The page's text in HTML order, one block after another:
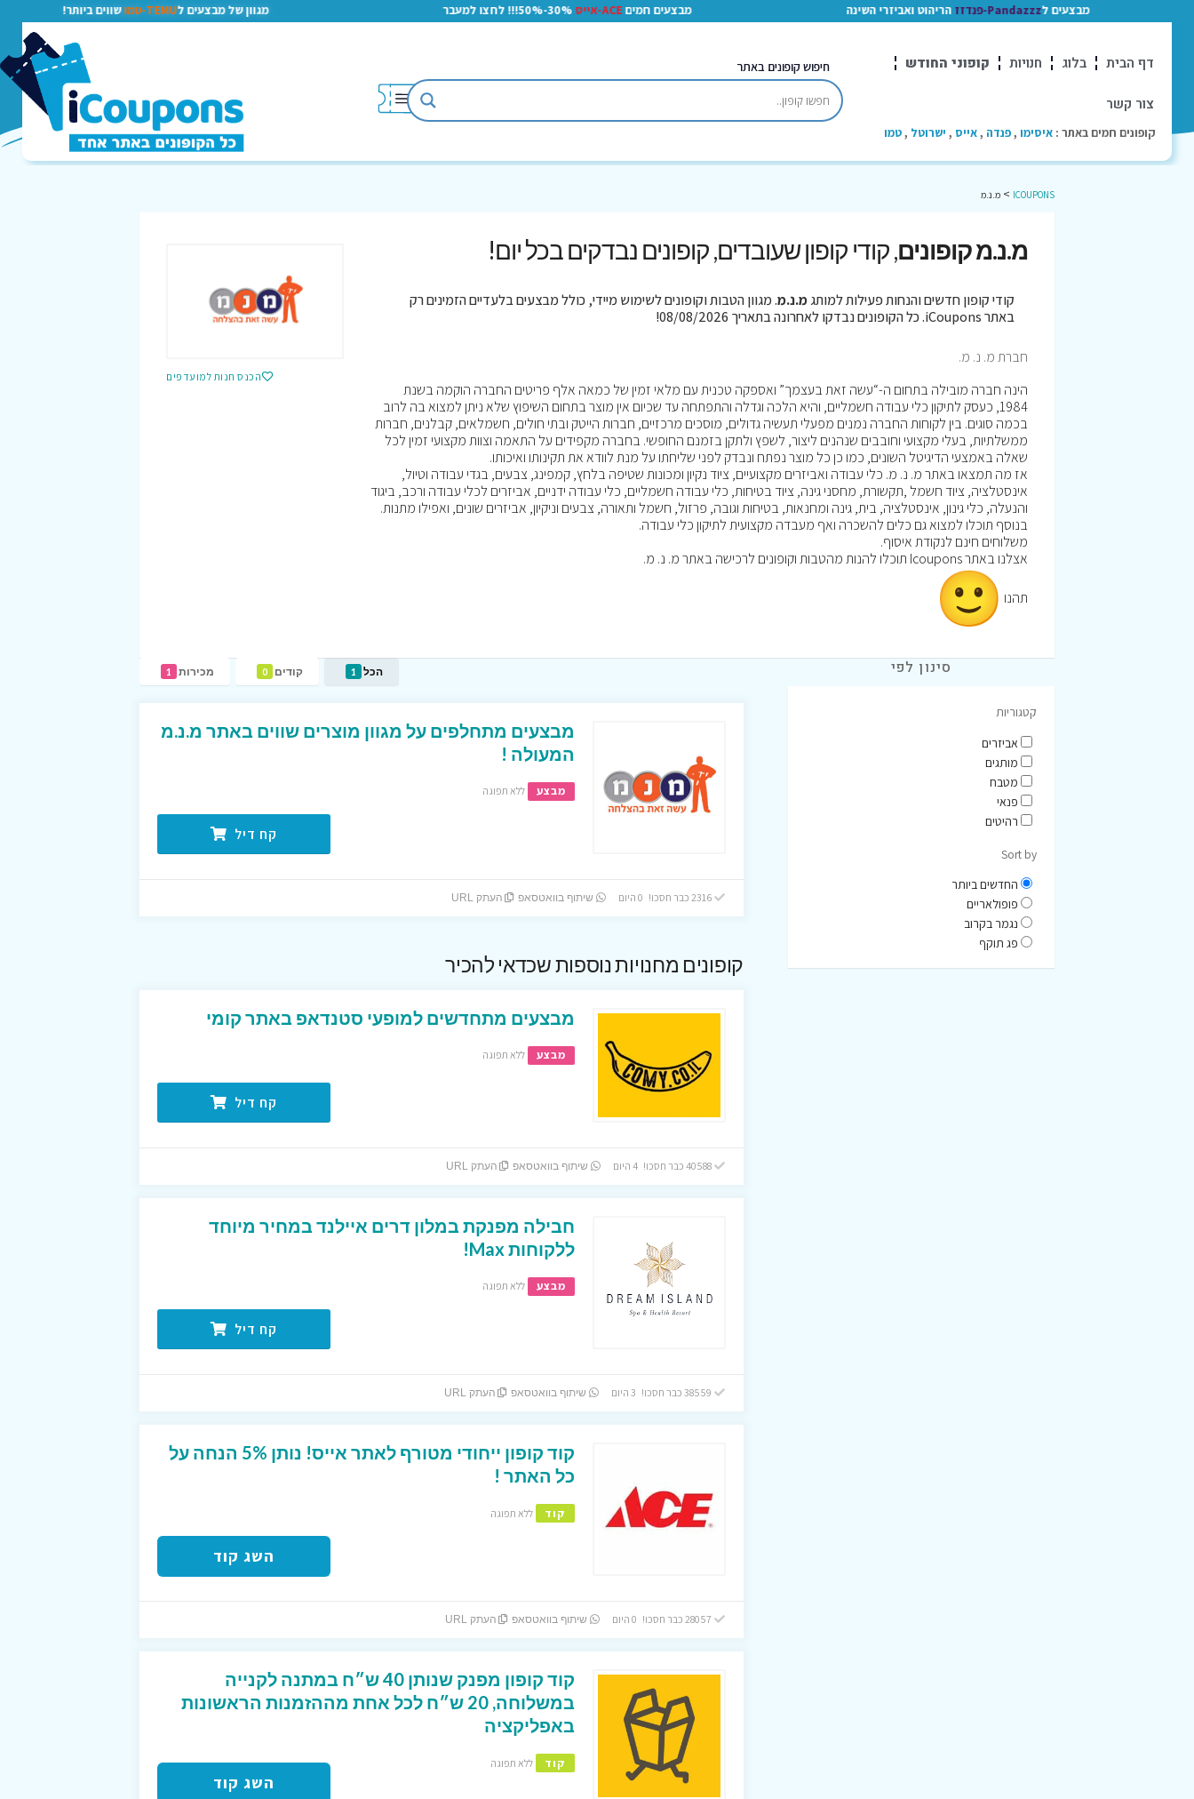
מבצעים לPandazzz-פנדזז הריהוט ואביזרי השינה מבצעים חמיםACE-אייס 30%-50%!!! לחצו למעבר מגוון של מבצעים לTEMU-טמו שווים ביותר!
דף הבית בלוג חנויות קופוני החודש
צור קשר
קופונים חמים באתר : איסימו ,פנדה ,אייס , ישרוטל ,טמו
חיפוש קופונים באתר
ICOUPONS
> מ.נ.מ
הכנס חנות למועדפים
מ.נ.מ קופונים, קודי קופון שעובדים, קופונים נבדקים בכל יום!
קודי קופון חדשים והנחות פעילות למותגמ.נ.מ. מגוון הטבות וקופונים לשימוש מיידי, כולל מבצעים בלעדיים הזמינים רק
באתר iCoupons. כל הקופונים נבדקו לאחרונה בתאריך 08/08/2026!
חברת מ. נ. מ.
הינה חברה מובילה בתחום ה-“עשה זאת בעצמך” ואספקה טכנית עם מלאי זמין של כמאה אלף פריטים החברה הוקמה בשנת
1984, כעסק לתיקון כלי עבודה חשמליים, והיא הלכה וגדלה והתפתחה עד שכיום אין מוצר בתחום השיפוץ שלא ניתן למצוא בה לרוב
בכמה סוגים. בין לקוחות החברה נמנים מפעלי תעשיה גדולים, מוסכים מרכזיים, חברות הייטק ובתי חולים, חשמלאים, קבלנים, חברות
ממשלתיות, בעלי מקצועי וחובבים שנהנים ליצור, לשפץ ולתקן בזמנם החופשי. בחברה מקפידים על התאמה וצוות מקצועי זמין לכל
שאלה באמצעי הדיגיטל השונים, כמו כן כל מוצר נפתח ונבדק לפני שליחתו על מנת לוודא את תקינותו ואיכותו.
אז מה תמצאו באתר מ. נ. מ. כלי עבודה ואביזרים מקצועיים, ציוד נקיון ומכונות שטיפה בלחץ, קמפינג, צבעים, בגדי עבודה וטיול,
אינסטלציה, ציוד חשמל ,תקשורת, מחסני גינה, ציוד בטיחות, כלי עבודה חשמליים, כלי עבודה ידניים, אביזרים לכלי עבודה ורכב, ביגוד
והנעלה, כלי גינון, אינסטלציה, בית, גינה ומחנאות, בטיחות וגובה, פרזול, חשמל ותאורה, צבעים וניקיון, אביזרים שונים, ואפילו מתנות.
בנוסף תוכלו למצוא גם כלים להשכרה ואף מעבדה מקצועית לתיקון כלי עבודה.
משלוחים חינם לנקודת איסוף.
אצלנו באתר Icoupons תוכלו להנות מהטבות וקופונים לרכישה באתר מ. נ. מ.
תהנו
הכל 1 קודים 0 מכירות 1
מבצעים מתחלפים על מגוון מוצרים שווים באתר מ.נ.מ
המעולה !
מבצע ללא תפוגה
קח דיל
2316 כבר חסכו! 0 היום שיתוף בוואטסאפ העתק URL
קופונים מחנויות נוספות שכדאי להכיר
מבצעים מתחדשים למופעי סטנדאפ באתר קומי
מבצע ללא תפוגה
קח דיל
40588 כבר חסכו! 4 היום שיתוף בוואטסאפ העתק URL
חבילה מפנקת במלון דרים איילנד במחיר מיוחד
ללקוחות Max!
מבצע ללא תפוגה
קח דיל
שיתוף בוואטסאפ העתק URL
קוד קופון ייחודי מטורף לאתר אייס! נותן 5% הנחה על
כל האתר !
קוד ללא תפוגה
השג קוד
שיתוף בוואטסאפ העתק URL
קוד קופון מפנק שנותן 40 ש״ח במתנה לקנייה
במשלוחה, 20 ש״ח לכל אחת מההזמנות הראשונות
באפליקציה
קוד ללא תפוגה
השג קוד
סינון לפי
קטגוריות
אביזרים
מותגים
מטבח
פנאי
רהיטים
Sort by
החדשים ביותר
פופולאריים
נגמר בקרוב
פג תוקף